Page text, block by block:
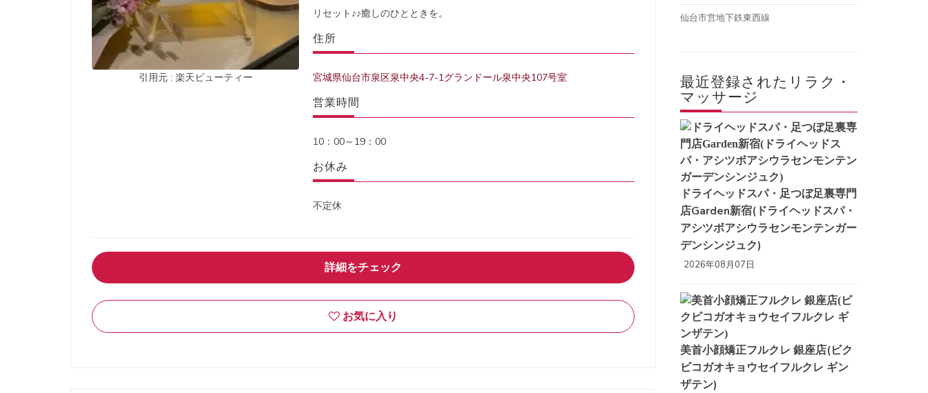
引用元 : 楽天ビューティー
リセット♪♪癒しのひとときを。
住所
宮城県仙台市泉区泉中央4-7-1グランドール泉中央107号室
営業時間
10：00～19：00
お休み
不定休
詳細をチェック
お気に入り
仙台市営地下鉄東西線
最近登録されたリラク・
マッサージ
ドライヘッドスパ・足つぼ足裏専門
店Garden新宿(ドライヘッドスパ・
アシツボアシウラセンモンテンガー
デンシンジュク)
2026年08月07日
美首小顔矯正フルクレ 銀座店(ビク
ビコガオキョウセイフルクレ ギン
ザテン)